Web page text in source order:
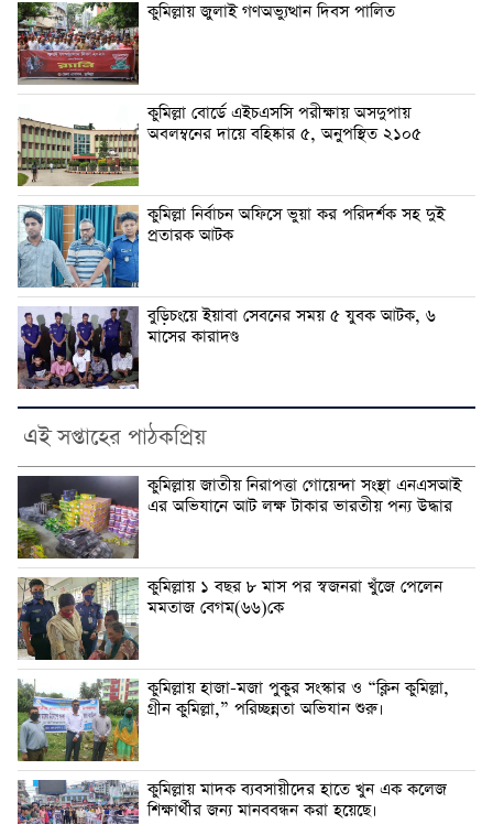
কুমিল্লায় জুলাই গণঅভ্যুত্থান দিবস পালিত
কুমিল্লা বোর্ডে এইচএসসি পরীক্ষায় অসদুপায়
অবলম্বনের দায়ে বহিষ্কার ৫, অনুপস্থিত ২১০৫
কুমিল্লা নির্বাচন অফিসে ভুয়া কর পরিদর্শক সহ দুই
প্রতারক আটক
বুড়িচংয়ে ইয়াবা সেবনের সময় ৫ যুবক আটক, ৬
মাসের কারাদণ্ড
এই সপ্তাহের পাঠকপ্রিয়
কুমিল্লায় জাতীয় নিরাপত্তা গোয়েন্দা সংস্থা এনএসআই
এর অভিযানে আট লক্ষ টাকার ভারতীয় পন্য উদ্ধার
কুমিল্লায় ১ বছর ৮ মাস পর স্বজনরা খুঁজে পেলেন
মমতাজ বেগম(৬৬)কে
কুমিল্লায় হাজা-মজা পুকুর সংস্কার ও “ক্লিন কুমিল্লা,
গ্রীন কুমিল্লা,” পরিচ্ছন্নতা অভিযান শুরু।
কুমিল্লায় মাদক ব্যবসায়ীদের হাতে খুন এক কলেজ
শিক্ষার্থীর জন্য মানববন্ধন করা হয়েছে।